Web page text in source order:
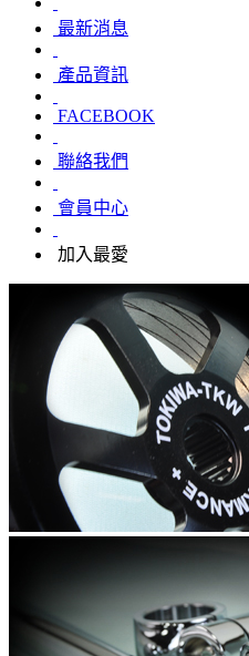
最新消息
產品資訊
FACEBOOK
聯絡我們
會員中心
加入最愛